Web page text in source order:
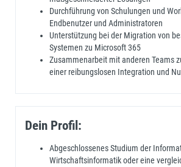
Durchführung von Schulungen und
Endbenutzer und Administratoren
Unterstützung bei der Migration von
Systemen zu Microsoft 365
Zusammenarbeit mit anderen Teams
einer reibungslosen Integration und
Dein Profil:
Abgeschlossenes Studium der
Wirtschaftsinformatik oder eine